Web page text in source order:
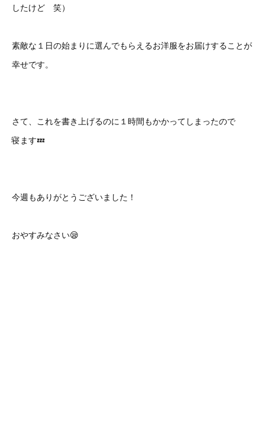
したけど 笑）
素敵な１日の始まりに選んでもらえるお洋服をお届けすることが
幸せです。
さて、これを書き上げるのに１時間もかかってしまったので
寝ます💤
今週もありがとうございました！
おやすみなさい😪